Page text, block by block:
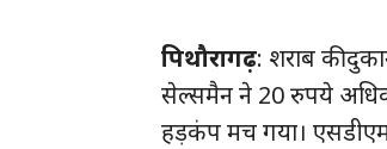
पि‌थौरागढ़: शराब की
सेल्समैन ने 20 रुपये अधिक
हड़कंप मच गया।